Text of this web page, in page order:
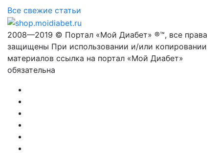
Все свежие статьи
2008—2019 © Портал «Мой Диабет» ®™, все права
защищены При использовании и/или копировании
материалов ссылка на портал «Мой Диабет»
обязательна